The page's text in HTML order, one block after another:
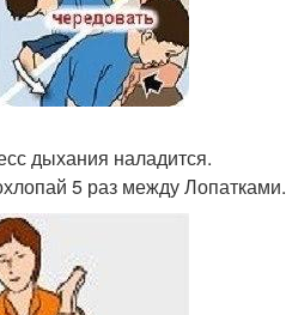
дыхания наладится.
5 раз между Лопатками.